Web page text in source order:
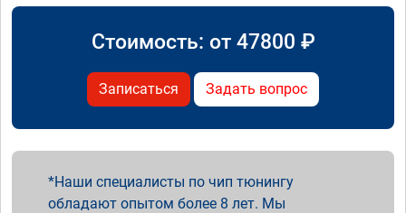
Стоимость: от 47800 ₽
Записаться Задать вопрос
Наши специалисты по чип тюнингу
обладают опытом более 8 лет. Мы